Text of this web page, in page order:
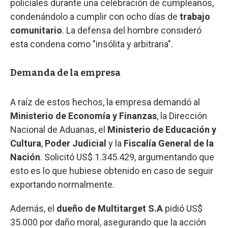
policiales durante una celebración de cumpleaños,
condenándolo a cumplir con ocho días de trabajo
comunitario. La defensa del hombre consideró
esta condena como "insólita y arbitraria".
Demanda de la empresa
A raíz de estos hechos, la empresa demandó al
Ministerio de Economía y Finanzas, la Dirección
Nacional de Aduanas, el Ministerio de Educación y
Cultura, Poder Judicial y la Fiscalía General de la
Nación. Solicitó US$ 1.345.429, argumentando que
esto es lo que hubiese obtenido en caso de seguir
exportando normalmente.
Además, el dueño de Multitarget S.A pidió US$
35.000 por daño moral, asegurando que la acción